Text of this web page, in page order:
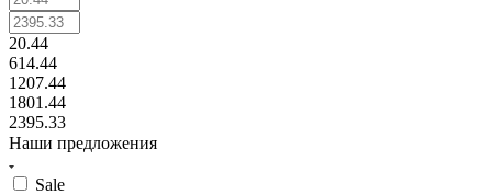
20.44
614.44
1207.44
1801.44
2395.33
Наши предложения
Sale